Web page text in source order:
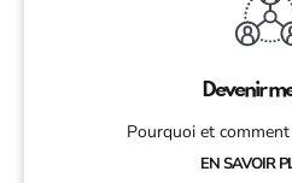
Devenir
Pourquoi et
EN SAVOIR